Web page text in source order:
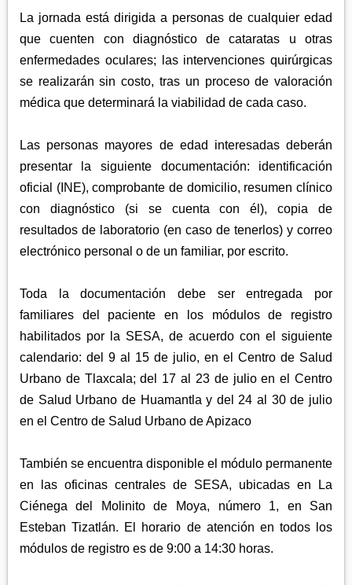
La jornada está dirigida a personas de cualquier edad
que cuenten con diagnóstico de cataratas u otras
enfermedades oculares; las intervenciones quirúrgicas
se realizarán sin costo, tras un proceso de valoración
médica que determinará la viabilidad de cada caso.
Las personas mayores de edad interesadas deberán
presentar la siguiente documentación: identificación
oficial (INE), comprobante de domicilio, resumen clínico
con diagnóstico (si se cuenta con él), copia de
resultados de laboratorio (en caso de tenerlos) y correo
electrónico personal o de un familiar, por escrito.
Toda la documentación debe ser entregada por
familiares del paciente en los módulos de registro
habilitados por la SESA, de acuerdo con el siguiente
calendario: del 9 al 15 de julio, en el Centro de Salud
Urbano de Tlaxcala; del 17 al 23 de julio en el Centro
de Salud Urbano de Huamantla y del 24 al 30 de julio
en el Centro de Salud Urbano de Apizaco
También se encuentra disponible el módulo permanente
en las oficinas centrales de SESA, ubicadas en La
Ciénega del Molinito de Moya, número 1, en San
Esteban Tizatlán. El horario de atención en todos los
módulos de registro es de 9:00 a 14:30 horas.